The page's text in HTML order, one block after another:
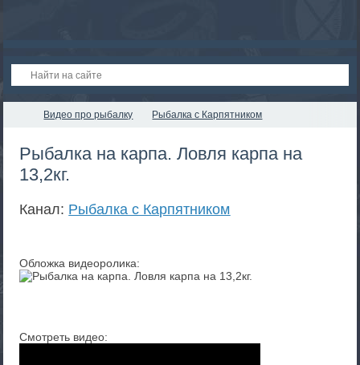
Видео про рыбалку Рыбалка с Карпятником
Рыбалка на карпа. Ловля карпа на
13,2кг.
Канал: Рыбалка с Карпятником
Обложка видеоролика:
Смотреть видео: